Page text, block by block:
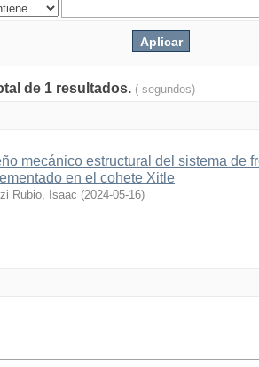
de 1 resultados. ( segundos)
mecánico estructural del sistema de
en el cohete Xitle
Rubio, Isaac (2024-05-16)